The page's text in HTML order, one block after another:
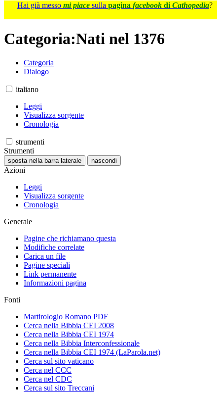
Hai già messo mi piace sulla pagina facebook di Cathopedia?
Categoria:Nati nel 1376
Categoria
Dialogo
italiano
Leggi
Visualizza sorgente
Cronologia
strumenti
Strumenti
sposta nella barra laterale nascondi
Azioni
Leggi
Visualizza sorgente
Cronologia
Generale
Pagine che richiamano questa
Modifiche correlate
Carica un file
Pagine speciali
Link permanente
Informazioni pagina
Fonti
Martirologio Romano PDF
Cerca nella Bibbia CEI 2008
Cerca nella Bibbia CEI 1974
Cerca nella Bibbia Interconfessionale
Cerca nella Bibbia CEI 1974 (LaParola.net)
Cerca sul sito vaticano
Cerca nel CCC
Cerca nel CDC
Cerca sul sito Treccani